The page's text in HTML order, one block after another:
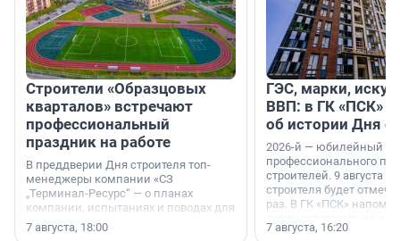
Строители «Образцовых
кварталов» встречают
профессиональный
праздник на работе
В преддверии Дня строителя топ-
менеджеры компании «СЗ
„Терминал-Ресурс“ — о планах
компании, испытаниях и поводах для
осторожного оптимизма.
7 августа, 18:00
ГЭС, марки,
ВВП: в ГК «ПСК»
об истории Дня
2026-й — юбилейный
профессионального
строителей. 9 августа
строителя будет
раз. В ГК «ПСК»
поменялась роль
7 августа, 16:20